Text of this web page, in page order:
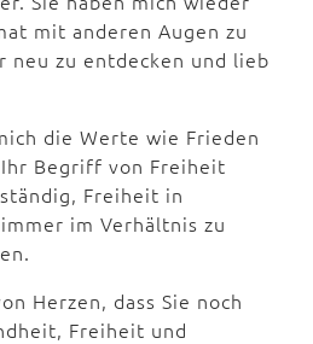
mit anderen Augen zu
neu zu entdecken und lieb
die Werte wie Frieden
Begriff von Freiheit
Freiheit in
im Verhältnis zu
Herzen, dass Sie noch
Freiheit und